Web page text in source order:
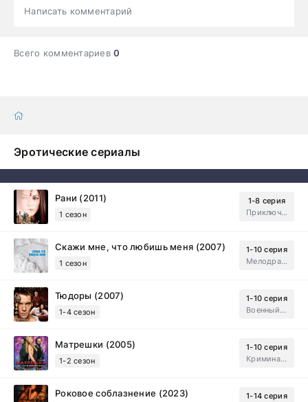
Написать комментарий
Всего комментариев0
Эротические сериалы
Рани (2011)
1 сезон
1-8 серия
Приключения, Зарубежный, Мелодрама
Скажи мне, что любишь меня (2007)
1 сезон
1-10 серия
Мелодрама, Драма
Тюдоры (2007)
1-4 сезон
1-10 серия
Военный, Исторический, Зарубежный, Мелодрама, Драма
Матрешки (2005)
1-2 сезон
1-10 серия
Криминал, Драма
Роковое соблазнение (2023)
1-14 серия